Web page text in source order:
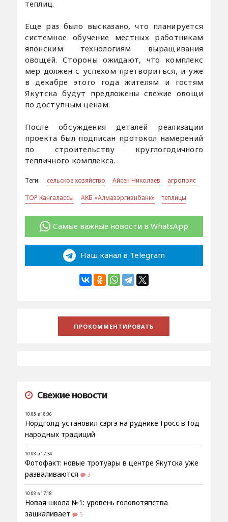
теплиц.
Еще раз было высказано, что планируется
системное обучение местных работникам
японским технологиям выращивания
овощей. Стороны ожидают, что комплекс
мер должен с успехом претвориться, и уже
в декабре этого года жителям и гостям
Якутска будут предложены свежие овощи
по доступным ценам.
После обсуждения деталей реализации
проекта был подписан протокол намерений
по строительству круглогодичного
тепличного комплекса.
Теги: сельское хозяйство Айсен Николаев
агропояс
ТОР Кангалассы
АКБ «Алмазэргиэнбанк» теплицы
Самые важные новости в WhatsApp
Наш канал в Telegram
Свежие новости
10.08 в 18:06
Нордголд установил сэргэ на руднике Гросс в Год
народных традиций
10.08 в 17:34
Фотофакт: новые тротуары в центре Якутска уже
разваливаются
3
10.08 в 17:18
Новая школа №1: уровень головотяпства
зашкаливает
5